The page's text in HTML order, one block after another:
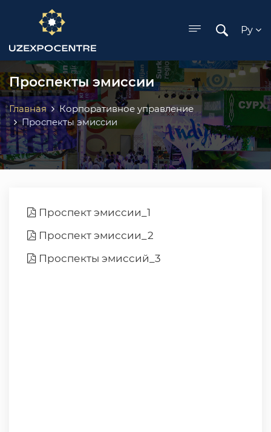
menu
Ру
Проспекты эмиссии
Главная
Корпоративное управление
Проспекты эмиссии
Проспект эмиссии_1
Проспект эмиссии_2
Проспекты эмиссий_3